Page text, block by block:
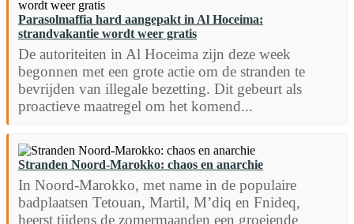
Parasolmaffia hard aangepakt in Al Hoceima:
strandvakantie wordt weer gratis
De autoriteiten in Al Hoceima zijn deze week
begonnen met een grote actie om de stranden te
bevrijden van illegale bezetting. Dit gebeurt als
proactieve maatregel om het komend...
Stranden Noord-Marokko: chaos en anarchie
In Noord-Marokko, met name in de populaire
badplaatsen Tetouan, Martil, M’diq en Fnideq,
heerst tijdens de zomermaanden een groeiende